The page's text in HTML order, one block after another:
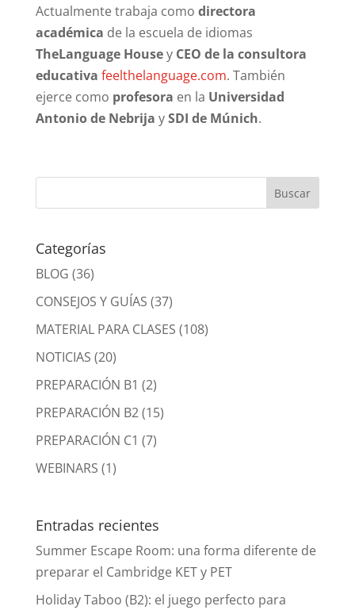
Actualmente trabaja como directora
académica de la escuela de idiomas
TheLanguage Housey CEO de la consultora
educativa feelthelanguage.com. También
ejerce como profesora en la Universidad
Antonio de Nebrija ySDI de Múnich.
Categorías
BLOG (36)
CONSEJOS Y GUÍAS (37)
MATERIAL PARA CLASES (108)
NOTICIAS (20)
PREPARACIÓN B1 (2)
PREPARACIÓN B2(15)
PREPARACIÓN C1 (7)
WEBINARS (1)
Entradas recientes
Summer Escape Room: una forma diferente de
preparar el Cambridge KET y PET
Holiday Taboo (B2): el juego perfecto para